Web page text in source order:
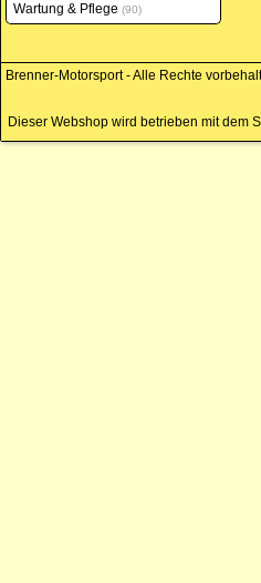
Wartung & Pflege 90
Brenner-Motorsport - Alle Rechte
Dieser Webshop wird betrieben mit dem